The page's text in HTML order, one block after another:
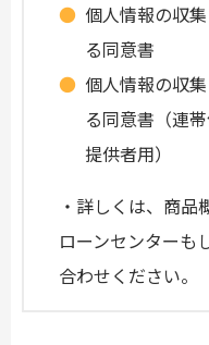
個人情報の収
る同意書
個人情報の収
る同意書（連
提供者用）
・詳しくは、商品
ローンセンターも
合わせください。